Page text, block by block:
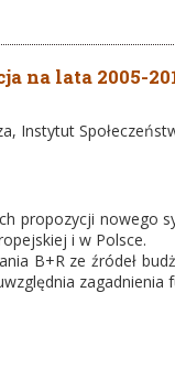
na lata 2005-
Instytut
propozycji nowego
i w Polsce.
B+R ze źródeł